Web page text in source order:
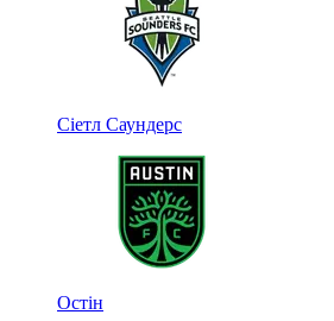
Сіетл Саундерс
Остін